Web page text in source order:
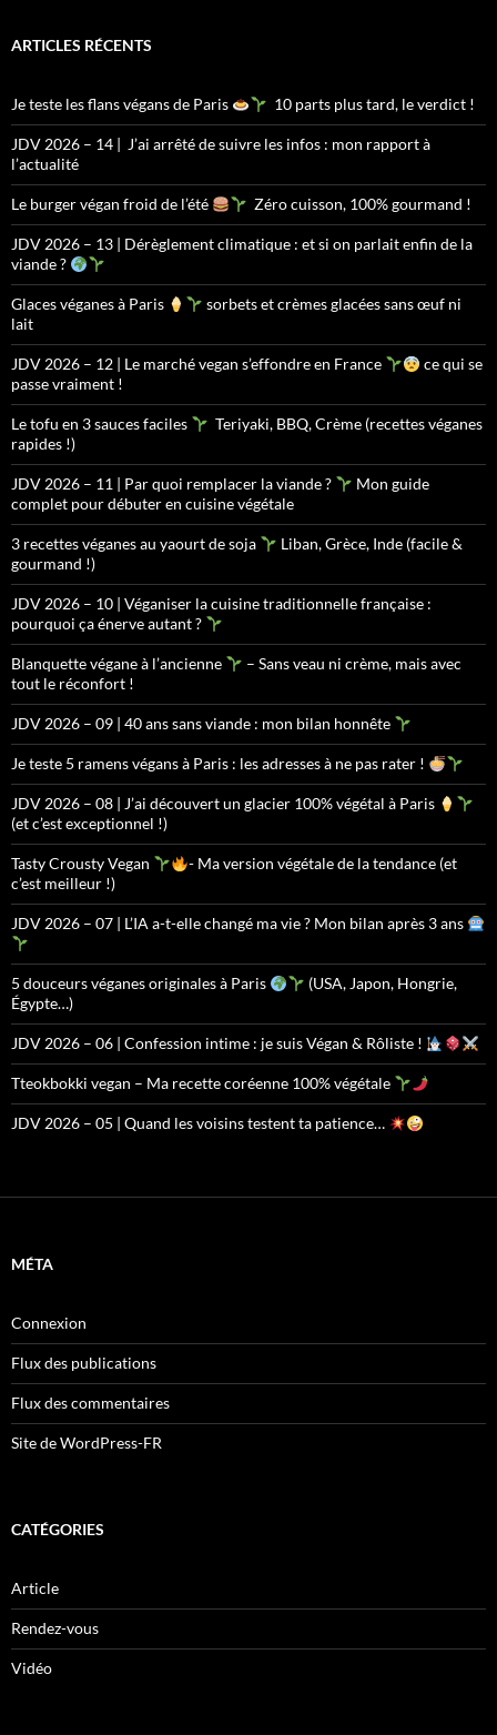
ARTICLES RÉCENTS
Je teste les flans végans de Paris 10 parts plus tard, le verdict !
JDV 2026 – 14 | J’ai arrêté de suivre les infos : mon rapport à
l’actualité
Le burger végan froid de l’été Zéro cuisson, 100% gourmand !
JDV 2026 – 13 | Dérèglement climatique : et si on parlait enfin de la
viande ?
Glaces véganes à Paris
sorbets et crèmes glacées sans œuf ni
lait
JDV 2026 – 12 | Le marché vegan s’effondre en France
ce qui se
passe vraiment !
Le tofu en 3 sauces faciles
Teriyaki, BBQ, Crème (recettes véganes
rapides !)
JDV 2026 – 11 | Par quoi remplacer la viande ?
Mon guide
complet pour débuter en cuisine végétale
3 recettes véganes au yaourt de soja
Liban, Grèce, Inde (facile &
gourmand !)
JDV 2026 – 10 | Véganiser la cuisine traditionnelle française :
pourquoi ça énerve autant ?
Blanquette végane à l’ancienne
– Sans veau ni crème, mais avec
tout le réconfort !
JDV 2026 – 09 | 40 ans sans viande : mon bilan honnête
Je teste 5 ramens végans à Paris : les adresses à ne pas rater !
JDV 2026 – 08 | J’ai découvert un glacier 100% végétal à Paris
(et c’est exceptionnel !)
Tasty Crousty Vegan
- Ma version végétale de la tendance (et
c’est meilleur !)
JDV 2026 – 07 | L’IA a-t-elle changé ma vie ? Mon bilan après 3 ans
5 douceurs véganes originales à Paris
(USA, Japon, Hongrie,
Égypte…)
JDV 2026 – 06 | Confession intime : je suis Végan & Rôliste !
Tteokbokki vegan – Ma recette coréenne 100% végétale
JDV 2026 – 05 | Quand les voisins testent ta patience…
MÉTA
Connexion
Flux des publications
Flux des commentaires
Site de WordPress-FR
CATÉGORIES
Article
Rendez-vous
Vidéo